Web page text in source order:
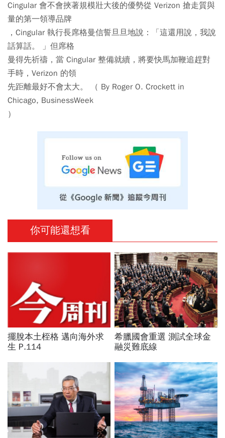
Cingular 會不會挾著規模壯大後的優勢從 Verizon 搶走質與
量的第一領導品牌
，Cingular 執行長席格曼信誓旦旦地說：「這還用說，我說
話算話。 」但席格
曼得先祈禱，當 Cingular 整備就續，將要快馬加鞭追趕對
手時，Verizon 的領
先距離最好不會太大。 （ By Roger O. Crockett in
Chicago, BusinessWeek
）
你可能還想看
擺脫本土桎格 邁向海外求
生 P.114
希臘國會重選 測試全球金
融災難底線